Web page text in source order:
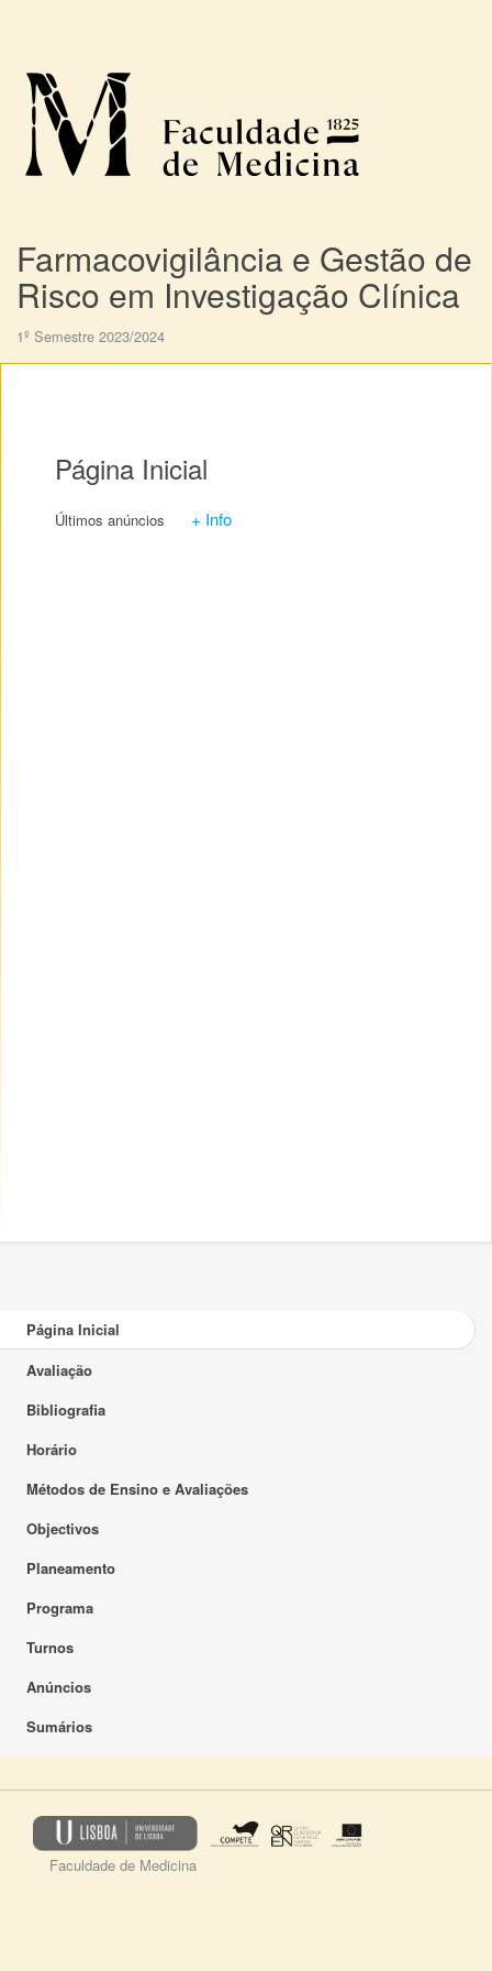
Farmacovigilância e Gestão de
Risco em Investigação Clínica
1º Semestre 2023/2024
Página Inicial
Últimos anúncios + Info
Página Inicial
Avaliação
Bibliografia
Horário
Métodos de Ensino e Avaliações
Objectivos
Planeamento
Programa
Turnos
Anúncios
Sumários
Faculdade de Medicina